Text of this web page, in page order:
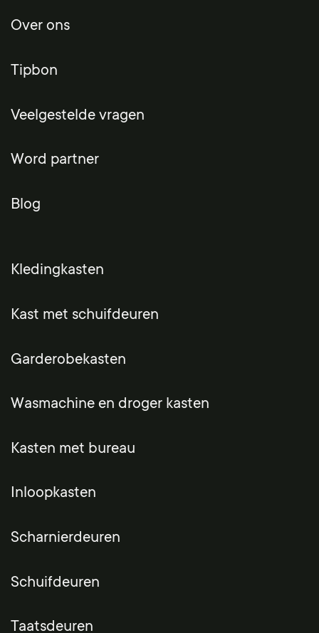
Over ons
Tipbon
Veelgestelde vragen
Word partner
Blog
Kledingkasten
Kast met schuifdeuren
Garderobekasten
Wasmachine en droger kasten
Kasten met bureau
Inloopkasten
Scharnierdeuren
Schuifdeuren
Taatsdeuren